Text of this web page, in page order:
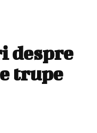
despre
trupe